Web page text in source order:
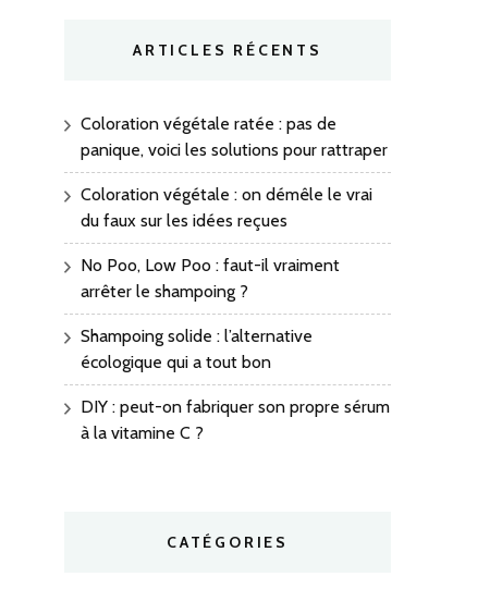
ARTICLES RÉCENTS
Coloration végétale ratée : pas de
panique, voici les solutions pour rattraper
Coloration végétale : on démêle le vrai
du faux sur les idées reçues
No Poo, Low Poo : faut-il vraiment
arrêter le shampoing ?
Shampoing solide : l’alternative
écologique qui a tout bon
DIY : peut-on fabriquer son propre sérum
à la vitamine C ?
CATÉGORIES